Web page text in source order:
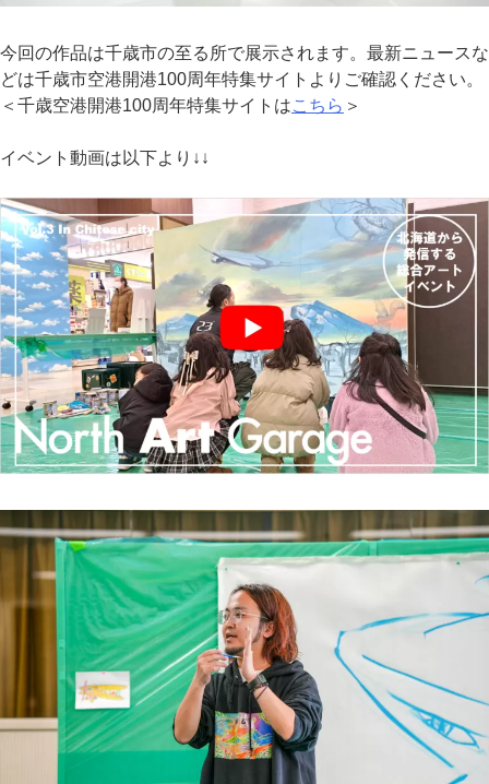
今回の作品は千歳市の至る所で展示されます。最新ニュースな
どは千歳市空港開港100周年特集サイトよりご確認ください。
＜千歳空港開港100周年特集サイトはこちら ＞
イベント動画は以下より↓↓